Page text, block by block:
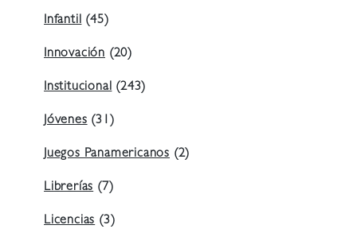
Infantil(45)
Innovación (20)
Institucional(243)
Jóvenes(31)
Juegos Panamericanos (2)
Librerías(7)
Licencias(3)